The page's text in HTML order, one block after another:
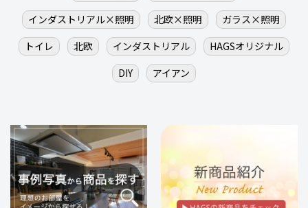
インダストリアル×照明
北欧×照明
ガラス×照明
トイレ
北欧 インダストリアル
HAGSオリジナル
DIY
アイアン